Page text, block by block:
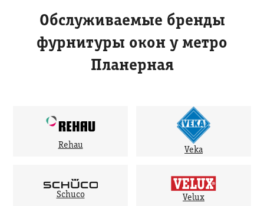
Обслуживаемые бренды
фурнитуры окон у метро
Планерная
Rehau
Veka
Schuco Velux